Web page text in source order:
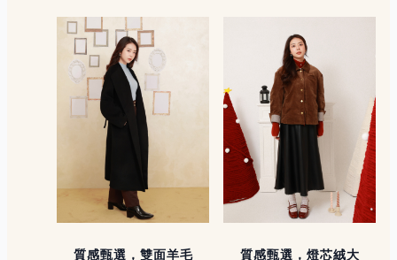
質感甄選，雙面羊毛
質感甄選，燈芯絨大